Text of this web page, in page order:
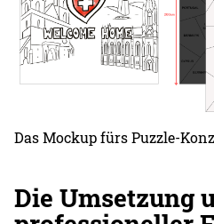
Das Mockup fürs Puzzle-
Die Umsetzung